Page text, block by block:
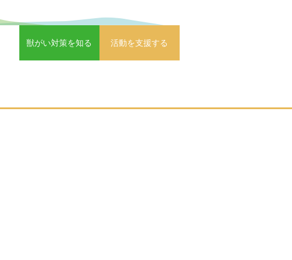
獣がい対策を知る 活動を支援する